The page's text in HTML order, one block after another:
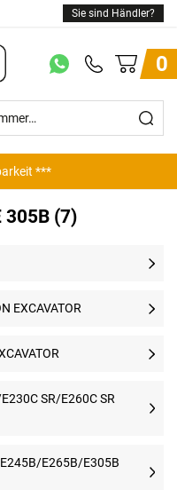
Sie sind Händler?
0
***
305B (7)
EXCAVATOR
SR/E260C SR
E265B/E305B